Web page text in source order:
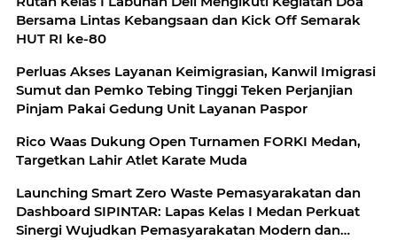
Bersama Lintas Kebangsaan dan Kick Off Semarak
HUT RI ke-80
Perluas Akses Layanan Keimigrasian, Kanwil Imigrasi
Sumut dan Pemko Tebing Tinggi Teken Perjanjian
Pinjam Pakai Gedung Unit Layanan Paspor
Rico Waas Dukung Open Turnamen FORKI Medan,
Targetkan Lahir Atlet Karate Muda
Launching Smart Zero Waste Pemasyarakatan dan
Dashboard SIPINTAR: Lapas Kelas I Medan Perkuat
Sinergi Wujudkan Pemasyarakatan Modern dan